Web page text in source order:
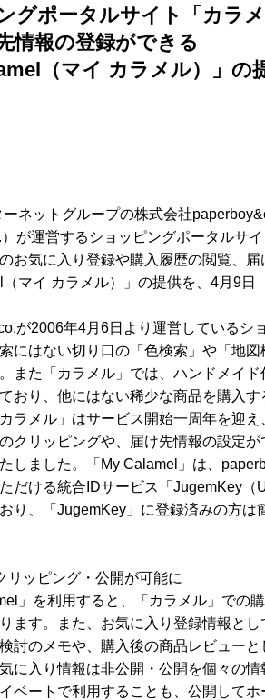
グポータルサイト「カラ
情報の登録ができる
（マイ カラメル）」の
ネットグループの株式会社
が運営するショッピングポータルサ
お気に入り登録や購入履歴の閲覧、
（マイ カラメル）」の提供を、4月9日
が2006年4月6日より運営しているシ
にはない切り口の「色検索」や「地
また「カラメル」では、ハンドメイ
おり、他にはない稀少な商品を購入す
ラメル」はサービス開始一周年を迎
クリッピングや、届け先情報の設定
しました。「My Calamel」は、
だける統合IDサービス「JugemKey（
り、「JugemKey」に登録済みの方
リッピング・公開が可能に
」を利用すると、「カラメル」での
ます。また、お気に入り登録情報と
討のメモや、購入後の商品レビューと
に入り情報は非公開・公開を個々の
ベートで利用することも、公開して